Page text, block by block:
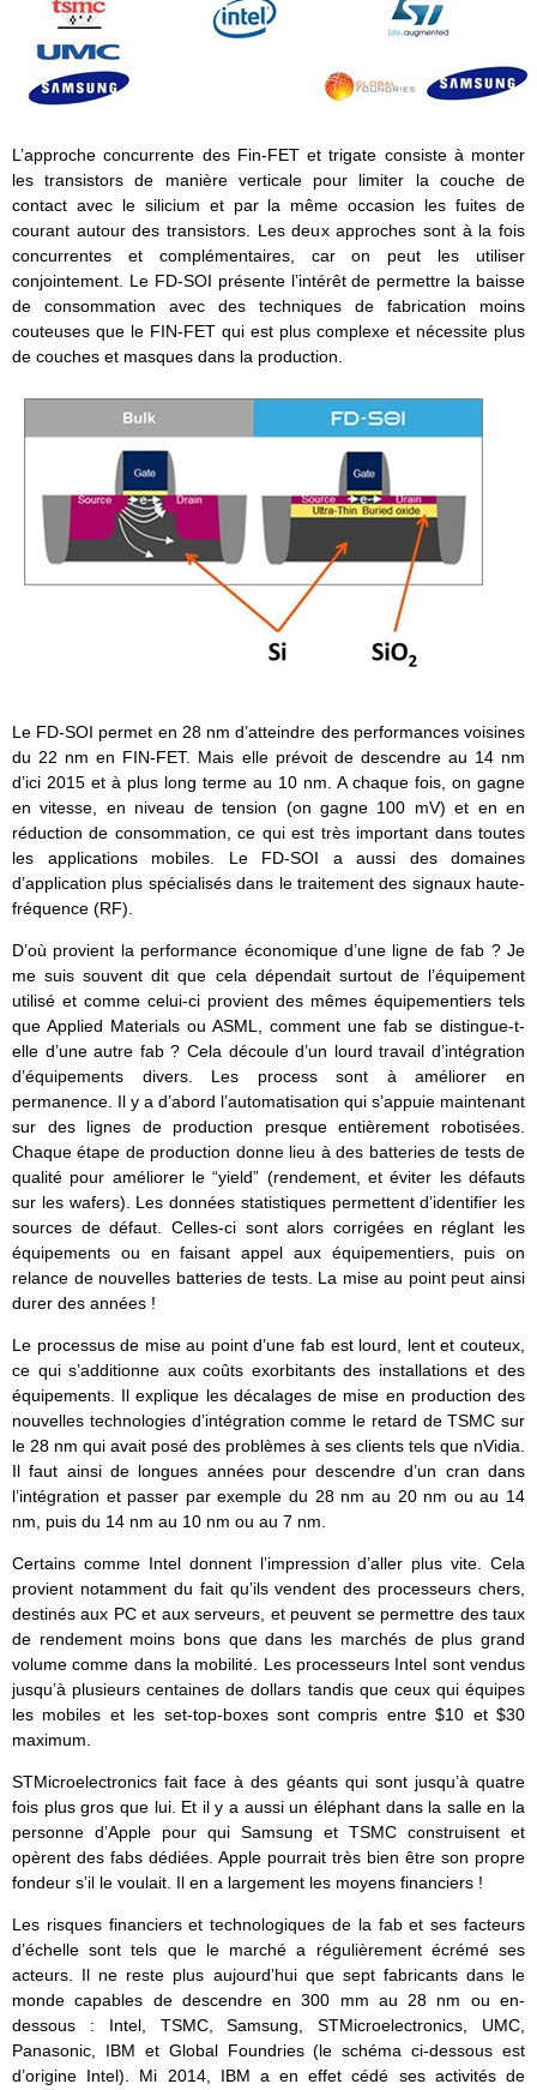
L’approche concurrente des Fin-FET et trigate consiste à monter
les transistors de manière verticale pour limiter la couche de
contact avec le silicium et par la même occasion les fuites de
courant autour des transistors. Les deux approches sont à la fois
concurrentes et complémentaires, car on peut les utiliser
conjointement. Le FD-SOI présente l’intérêt de permettre la baisse
de consommation avec des techniques de fabrication moins
couteuses que le FIN-FET qui est plus complexe et nécessite plus
de couches et masques dans la production.
Le FD-SOI permet en 28 nm d’atteindre des performances voisines
du 22 nm en FIN-FET. Mais elle prévoit de descendre au 14 nm
d’ici 2015 et à plus long terme au 10 nm. A chaque fois, on gagne
en vitesse, en niveau de tension (on gagne 100 mV) et en en
réduction de consommation, ce qui est très important dans toutes
les applications mobiles. Le FD-SOI a aussi des domaines
d’application plus spécialisés dans le traitement des signaux haute-
fréquence (RF).
D’où provient la performance économique d’une ligne de fab ? Je
me suis souvent dit que cela dépendait surtout de l’équipement
utilisé et comme celui-ci provient des mêmes équipementiers tels
que Applied Materials ou ASML, comment une fab se distingue-t-
elle d’une autre fab ? Cela découle d’un lourd travail d’intégration
d’équipements divers. Les process sont à améliorer en
permanence. Il y a d’abord l’automatisation qui s’appuie maintenant
sur des lignes de production presque entièrement robotisées.
Chaque étape de production donne lieu à des batteries de tests de
qualité pour améliorer le “yield” (rendement, et éviter les défauts
sur les wafers). Les données statistiques permettent d’identifier les
sources de défaut. Celles-ci sont alors corrigées en réglant les
équipements ou en faisant appel aux équipementiers, puis on
relance de nouvelles batteries de tests. La mise au point peut ainsi
durer des années !
Le processus de mise au point d’une fab est lourd, lent et couteux,
ce qui s’additionne aux coûts exorbitants des installations et des
équipements. Il explique les décalages de mise en production des
nouvelles technologies d’intégration comme le retard de TSMC sur
le 28 nm qui avait posé des problèmes à ses clients tels que nVidia.
Il faut ainsi de longues années pour descendre d’un cran dans
l’intégration et passer par exemple du 28 nm au 20 nm ou au 14
nm, puis du 14 nm au 10 nm ou au 7 nm.
Certains comme Intel donnent l’impression d’aller plus vite. Cela
provient notamment du fait qu’ils vendent des processeurs chers,
destinés aux PC et aux serveurs, et peuvent se permettre des taux
de rendement moins bons que dans les marchés de plus grand
volume comme dans la mobilité. Les processeurs Intel sont vendus
jusqu’à plusieurs centaines de dollars tandis que ceux qui équipes
les mobiles et les set-top-boxes sont compris entre $10 et $30
maximum.
STMicroelectronics fait face à des géants qui sont jusqu’à quatre
fois plus gros que lui. Et il y a aussi un éléphant dans la salle en la
personne d’Apple pour qui Samsung et TSMC construisent et
opèrent des fabs dédiées. Apple pourrait très bien être son propre
fondeur s’il le voulait. Il en a largement les moyens financiers !
Les risques financiers et technologiques de la fab et ses facteurs
d’échelle sont tels que le marché a régulièrement écrémé ses
acteurs. Il ne reste plus aujourd’hui que sept fabricants dans le
monde capables de descendre en 300 mm au 28 nm ou en-
dessous : Intel, TSMC, Samsung, STMicroelectronics, UMC,
Panasonic, IBM et Global Foundries (le schéma ci-dessous est
d’origine Intel). Mi 2014, IBM a en effet cédé ses activités de